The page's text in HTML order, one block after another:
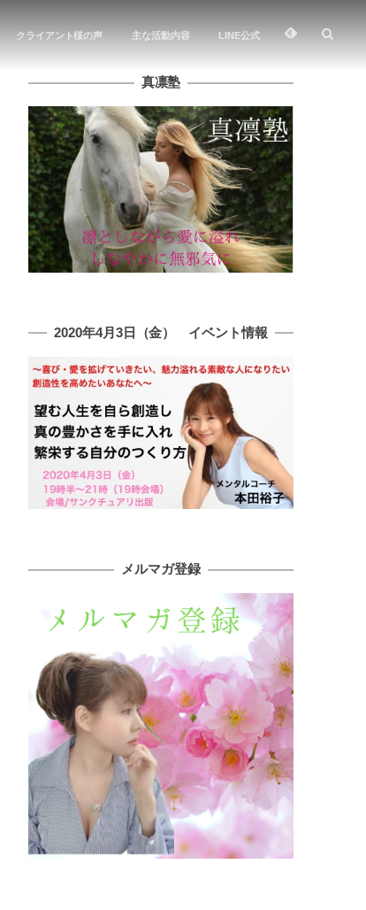
クライアント様の声 主な活動内容 LINE公式
真凛塾
2020年4月3日（金） イベント情報
メルマガ登録